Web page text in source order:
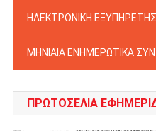
ΗΛΕΚΤΡΟΝΙΚΗ
ΜΗΝΙΑΙΑ ΕΝΗΜΕΡΩΤΙΚΑ
ΠΡΩΤΟΣΈΛΙΑ